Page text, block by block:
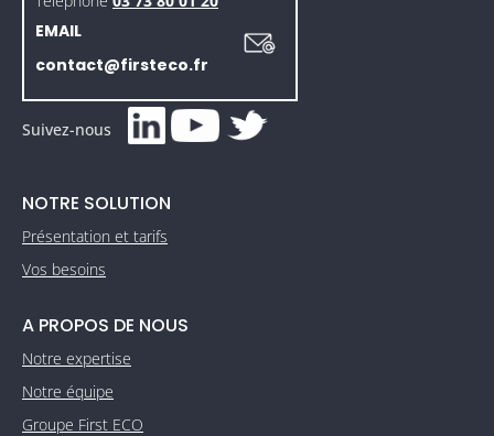
EMAIL
contact@firsteco.fr
Suivez-nous
NOTRE SOLUTION
Présentation et tarifs
Vos besoins
A PROPOS DE NOUS
Notre expertise
Notre équipe
Groupe First ECO